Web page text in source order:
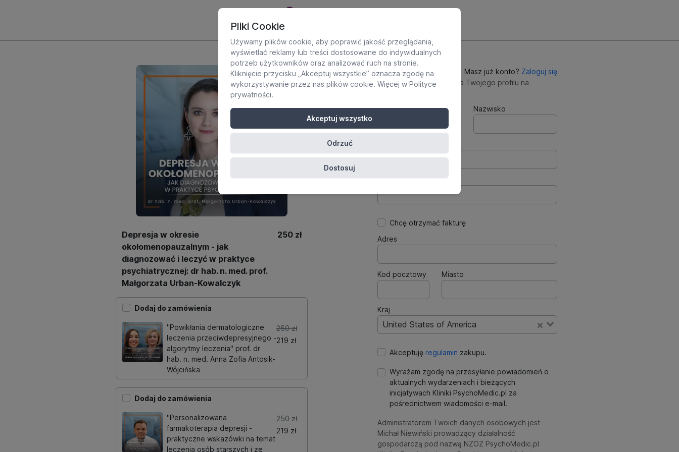
Depresja w okresie
okołomenopauzalnym - jak
diagnozować i leczyć w praktyce
psychiatrycznej: dr hab. n. med. prof.
Małgorzata Urban-Kowalczyk
250 zł
Dodaj do zamówienia
"Powikłania dermatologiczne
leczenia przeciwdepresyjnego -
algorytmy leczenia" prof. dr
hab. n. med. Anna Zofia Antosik-
Wójcińska
250 zł
219 zł
Dodaj do zamówienia
"Personalizowana
farmakoterapia depresji -
praktyczne wskazówki na temat
leczenia osób starszych i ze
250 zł
219 zł
Dane uczestnika Masz już konto? Zaloguj się
Potrzebne do utworzenia Twojego profilu na
Imię
Nazwisko
Hasło
Chcę otrzymać fakturę
Adres
Kod pocztowy Miasto
Kraj
United States of America
Akceptuję regulamin zakupu.
Wyrażam zgodę na przesyłanie powiadomień o
aktualnych wydarzeniach i bieżących
inicjatywach Kliniki PsychoMedic.pl za
pośrednictwem wiadomości e-mail.
Administratorem Twoich danych osobowych jest
Michał Niewiński prowadzący działalność
gospodarczą pod nazwą NZOZ PsychoMedic.pl
Pliki Cookie
Używamy plików cookie, aby poprawić jakość przeglądania,
wyświetlać reklamy lub treści dostosowane do indywidualnych
potrzeb użytkowników oraz analizować ruch na stronie.
Kliknięcie przycisku „Akceptuj wszystkie” oznacza zgodę na
wykorzystywanie przez nas plików cookie. Więcej w Polityce
prywatności.
Akceptuj wszystko
Odrzuć
Dostosuj